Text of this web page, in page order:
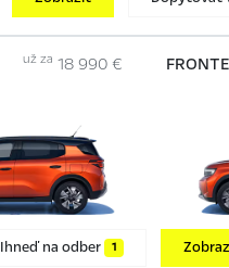
už za 18 990 €
Ihneď na odber 1